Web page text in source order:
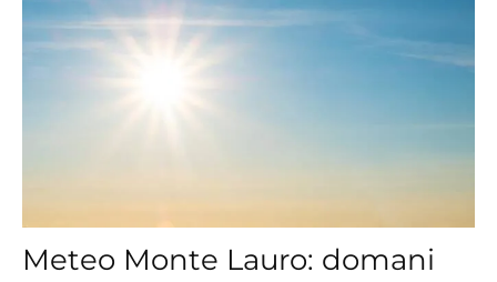
Meteo Monte Lauro: domani